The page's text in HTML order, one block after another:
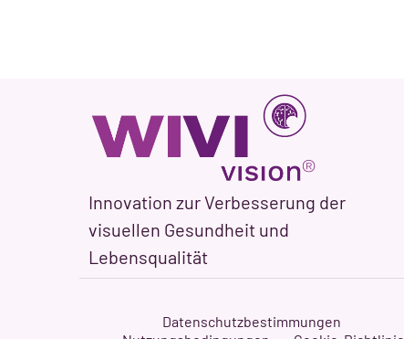
Innovation zur Verbesserung der
visuellen Gesundheit und
Lebensqualität
Datenschutzbestimmungen